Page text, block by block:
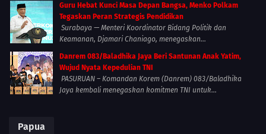
Guru Hebat Kunci Masa Depan Bangsa, Menko Polkam
Tegaskan Peran Strategis Pendidikan
Surabaya — Menteri Koordinator Bidang Politik dan
Keamanan, Djamari Chaniago, menegaskan...
Danrem 083/Baladhika Jaya Beri Santunan Anak Yatim,
Wujud Nyata Kepedulian TNI
PASURUAN – Komandan Korem (Danrem) 083/Baladhika
Jaya kembali menegaskan komitmen TNI untuk...
Papua